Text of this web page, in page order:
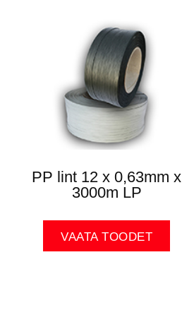
PP lint 12 x 0,63mm x
3000m LP
VAATA TOODET